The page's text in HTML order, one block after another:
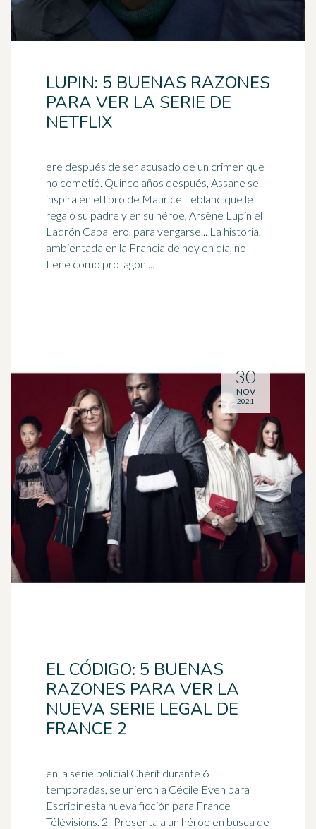
LUPIN: 5 BUENAS RAZONES
PARA VER LA SERIE DE
NETFLIX
ere después de ser acusado de un crimen que
no cometió. Quince años después, Assane se
inspira en el libro de Maurice Leblanc que le
regaló su padre y en su héroe, Arsène Lupin el
Ladrón Caballero, para vengarse... La historia,
ambientada en la Francia de hoy en día, no
tiene como protagon ...
EL CÓDIGO: 5 BUENAS
RAZONES PARA VER LA
NUEVA SERIE LEGAL DE
FRANCE 2
en la serie policial Chérif durante 6
temporadas, se unieron a Cécile Even para
Escribir esta nueva ficción para France
Télévisions. 2- Presenta a un héroe en busca de
30
NOV
2021